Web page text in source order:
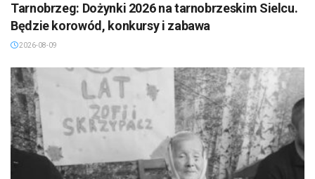
Tarnobrzeg: Dożynki 2026 na tarnobrzeskim Sielcu.
Będzie korowód, konkursy i zabawa
2026-08-09